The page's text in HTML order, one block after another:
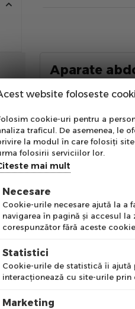
Aparate
Afisport.ro are o
le pune la
general modelele
fitness foarte util
si chiar brate, te
Aparatele fitness,
cat si intr-o forma
Aparat de
muschilor
abdomenele nu
miscare mai lina a
forta prin
website foloseste
cookie-uri pentru a
traficul. De asemenea, le
la modul în care folosiți
folosirii serviciilor lor.
mai mult
Necesare
Cookie-urile necesare ajută la a
navigarea în pagină şi accesul
corespunzător fără aceste
Statistici
Cookie-urile de statistică îi
interacţionează cu site-urile prin
Marketing
Abonare
Abonează-
pentru a